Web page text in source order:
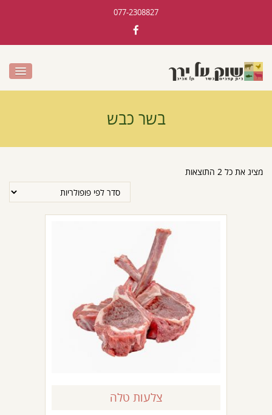
077-2308827
בשר כבש
מציג את כל 2 התוצאות
צלעות טלה